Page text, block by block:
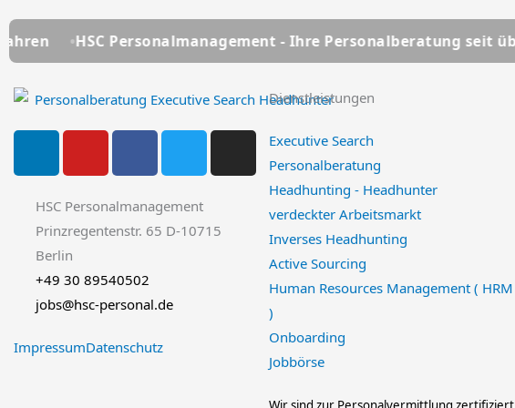
Personalmanagement - Ihre Personalberatung seit über 25 Jahren
L
n
k
e
d
i
n
Y
u
t
u
e
F
c
e
b
o
k
f
T
i
t
t
I
s
HSC Personalmanagement
Prinzregentenstr. 65 D-10715
Berlin
+49 30 89540502
jobs@hsc-personal.de
ImpressumDatenschutz
Dienstleistungen
Executive Search
Personalberatung
Headhunting - Headhunter
verdeckter Arbeitsmarkt
Inverses Headhunting
Active Sourcing
Human Resources Management ( HRM
)
Onboarding
Jobbörse